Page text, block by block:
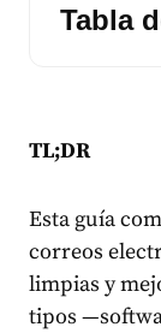
Tabla
TL;DR
Esta guía
correos
limpias y
tipos